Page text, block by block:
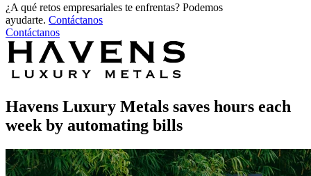
¿A qué retos empresariales te enfrentas? Podemos
ayudarte. Contáctanos
Contáctanos
Havens Luxury Metals saves hours each
week by automating bills